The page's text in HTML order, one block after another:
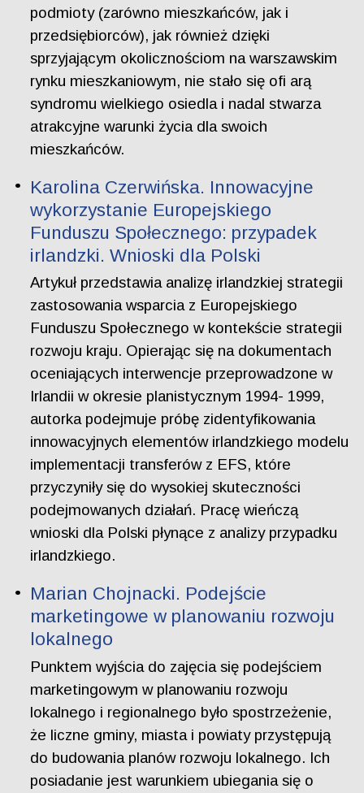
podmioty (zarówno mieszkańców, jak i
przedsiębiorców), jak również dzięki
sprzyjającym okolicznościom na warszawskim
rynku mieszkaniowym, nie stało się ofi arą
syndromu wielkiego osiedla i nadal stwarza
atrakcyjne warunki życia dla swoich
mieszkańców.
Karolina Czerwińska. Innowacyjne
wykorzystanie Europejskiego
Funduszu Społecznego: przypadek
irlandzki. Wnioski dla Polski
Artykuł przedstawia analizę irlandzkiej strategii
zastosowania wsparcia z Europejskiego
Funduszu Społecznego w kontekście strategii
rozwoju kraju. Opierając się na dokumentach
oceniających interwencje przeprowadzone w
Irlandii w okresie planistycznym 1994- 1999,
autorka podejmuje próbę zidentyfikowania
innowacyjnych elementów irlandzkiego modelu
implementacji transferów z EFS, które
przyczyniły się do wysokiej skuteczności
podejmowanych działań. Pracę wieńczą
wnioski dla Polski płynące z analizy przypadku
irlandzkiego.
Marian Chojnacki. Podejście
marketingowe w planowaniu rozwoju
lokalnego
Punktem wyjścia do zajęcia się podejściem
marketingowym w planowaniu rozwoju
lokalnego i regionalnego było spostrzeżenie,
że liczne gminy, miasta i powiaty przystępują
do budowania planów rozwoju lokalnego. Ich
posiadanie jest warunkiem ubiegania się o